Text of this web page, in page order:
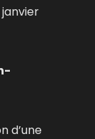
d’une